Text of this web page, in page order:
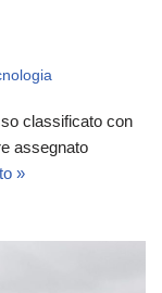
classificato con
assegnato
»